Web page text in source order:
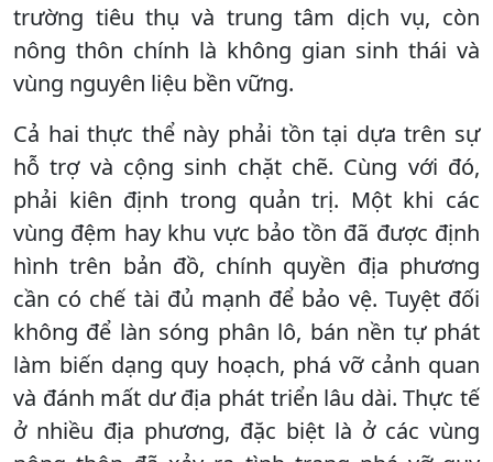
trường tiêu thụ và trung tâm dịch vụ, còn
nông thôn chính là không gian sinh thái và
vùng nguyên liệu bền vững.
Cả hai thực thể này phải tồn tại dựa trên sự
hỗ trợ và cộng sinh chặt chẽ. Cùng với đó,
phải kiên định trong quản trị. Một khi các
vùng đệm hay khu vực bảo tồn đã được định
hình trên bản đồ, chính quyền địa phương
cần có chế tài đủ mạnh để bảo vệ. Tuyệt đối
không để làn sóng phân lô, bán nền tự phát
làm biến dạng quy hoạch, phá vỡ cảnh quan
và đánh mất dư địa phát triển lâu dài. Thực tế
ở nhiều địa phương, đặc biệt là ở các vùng